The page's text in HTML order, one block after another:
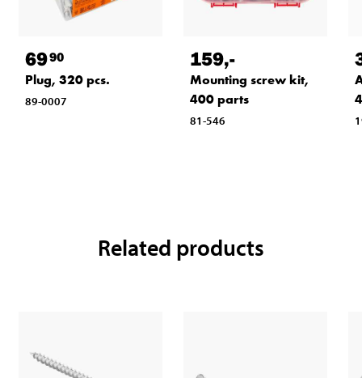
6990
Plug, 320 pcs.
89-0007
159,-
Mounting screw kit,
400 parts
81-546
Related products